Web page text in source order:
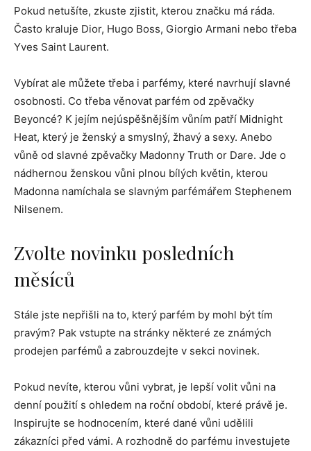
Pokud netušíte, zkuste zjistit, kterou značku má ráda.
Často kraluje Dior, Hugo Boss, Giorgio Armani nebo třeba
Yves Saint Laurent.
Vybírat ale můžete třeba i parfémy, které navrhují slavné
osobnosti. Co třeba věnovat parfém od zpěvačky
Beyoncé? K jejím nejúspěšnějším vůním patří Midnight
Heat, který je ženský a smyslný, žhavý a sexy. Anebo
vůně od slavné zpěvačky Madonny Truth or Dare. Jde o
nádhernou ženskou vůni plnou bílých květin, kterou
Madonna namíchala se slavným parfémářem Stephenem
Nilsenem.
Zvolte novinku posledních
měsíců
Stále jste nepřišli na to, který parfém by mohl být tím
pravým? Pak vstupte na stránky některé ze známých
prodejen parfémů a zabrouzdejte v sekci novinek.
Pokud nevíte, kterou vůni vybrat, je lepší volit vůni na
denní použití s ohledem na roční období, které právě je.
Inspirujte se hodnocením, které dané vůni udělili
zákazníci před vámi. A rozhodně do parfému investujete